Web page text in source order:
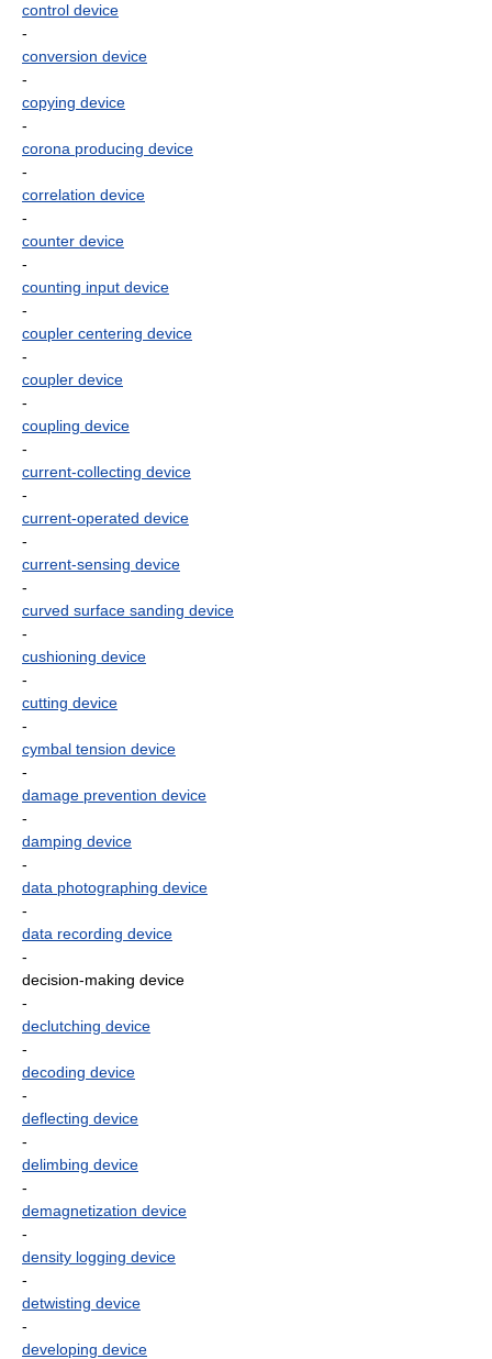
control device
-
conversion device
-
copying device
-
corona producing device
-
correlation device
-
counter device
-
counting input device
-
coupler centering device
-
coupler device
-
coupling device
-
current-collecting device
-
current-operated device
-
current-sensing device
-
curved surface sanding device
-
cushioning device
-
cutting device
-
cymbal tension device
-
damage prevention device
-
damping device
-
data photographing device
-
data recording device
-
decision-making device
-
declutching device
-
decoding device
-
deflecting device
-
delimbing device
-
demagnetization device
-
density logging device
-
detwisting device
-
developing device